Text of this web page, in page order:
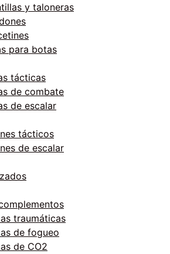
y taloneras
para botas
tácticas
de combate
de escalar
tácticos
de escalar
traumáticas
de fogueo
de CO2